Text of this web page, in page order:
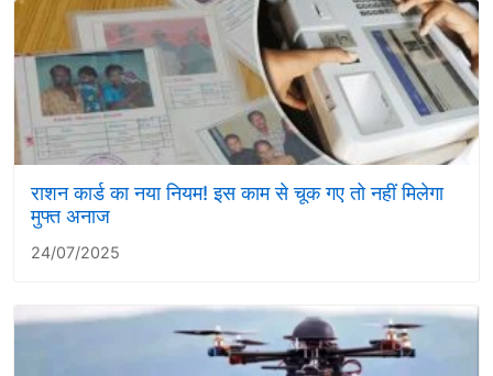
राशन कार्ड का नया नियम! इस काम से चूक गए तो नहीं मिलेगा
मुफ्त अनाज
24/07/2025